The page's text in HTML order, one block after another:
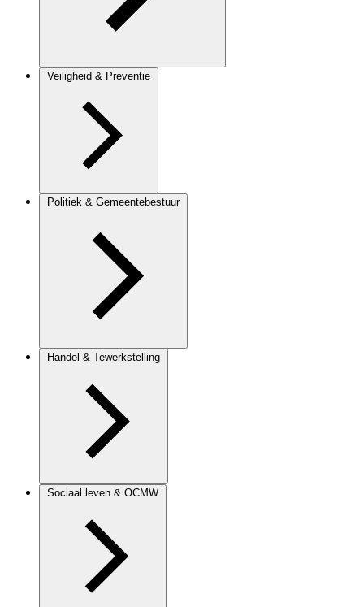
Veiligheid & Preventie
Politiek & Gemeentebestuur
Handel & Tewerkstelling
Sociaal leven & OCMW